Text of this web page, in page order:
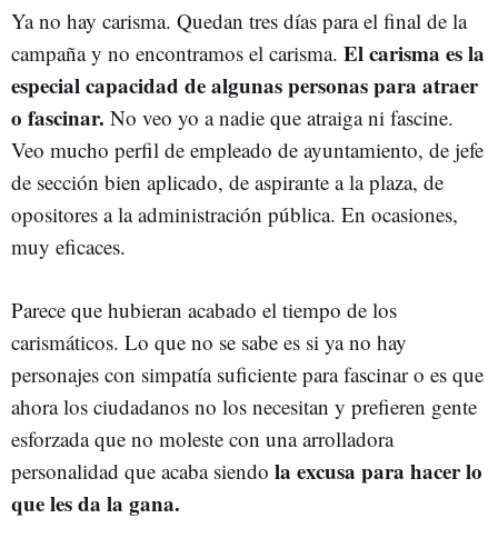
Ya no hay carisma. Quedan tres días para el final de la
campaña y no encontramos el carisma. El carisma es la
especial capacidad de algunas personas para atraer
o fascinar. No veo yo a nadie que atraiga ni fascine.
Veo mucho perfil de empleado de ayuntamiento, de jefe
de sección bien aplicado, de aspirante a la plaza, de
opositores a la administración pública. En ocasiones,
muy eficaces.
Parece que hubieran acabado el tiempo de los
carismáticos. Lo que no se sabe es si ya no hay
personajes con simpatía suficiente para fascinar o es que
ahora los ciudadanos no los necesitan y prefieren gente
esforzada que no moleste con una arrolladora
personalidad que acaba siendo la excusa para hacer lo
que les da la gana.